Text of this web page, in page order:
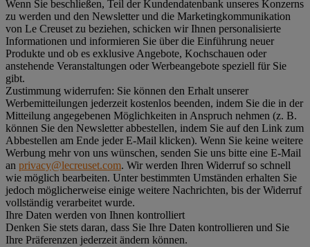
Wenn Sie beschließen, Teil der Kundendatenbank unseres Konzerns
zu werden und den Newsletter und die Marketingkommunikation
von Le Creuset zu beziehen, schicken wir Ihnen personalisierte
Informationen und informieren Sie über die Einführung neuer
Produkte und ob es exklusive Angebote, Kochschauen oder
anstehende Veranstaltungen oder Werbeangebote speziell für Sie
gibt.
Zustimmung widerrufen: Sie können den Erhalt unserer
Werbemitteilungen jederzeit kostenlos beenden, indem Sie die in der
Mitteilung angegebenen Möglichkeiten in Anspruch nehmen (z. B.
können Sie den Newsletter abbestellen, indem Sie auf den Link zum
Abbestellen am Ende jeder E-Mail klicken). Wenn Sie keine weitere
Werbung mehr von uns wünschen, senden Sie uns bitte eine E-Mail
an privacy@lecreuset.com. Wir werden Ihren Widerruf so schnell
wie möglich bearbeiten. Unter bestimmten Umständen erhalten Sie
jedoch möglicherweise einige weitere Nachrichten, bis der Widerruf
vollständig verarbeitet wurde.
Ihre Daten werden von Ihnen kontrolliert
Denken Sie stets daran, dass Sie Ihre Daten kontrollieren und Sie
Ihre Präferenzen jederzeit ändern können.